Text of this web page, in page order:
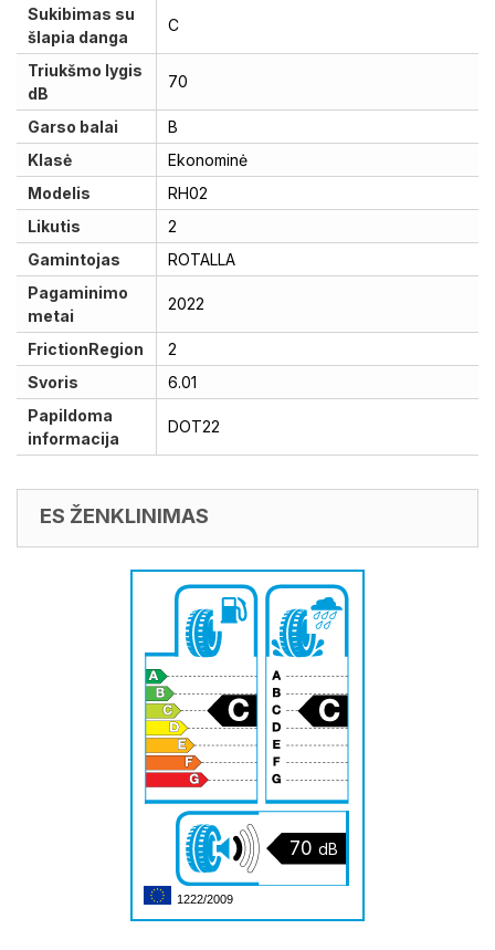
Sukibimas su
šlapia danga
C
Triukšmo lygis
dB
70
Garso balai
B
Klasė
Ekonominė
Modelis
RH02
Likutis
2
Gamintojas
ROTALLA
Pagaminimo
metai
2022
FrictionRegion
2
Svoris
6.01
Papildoma
informacija
DOT22
ES ŽENKLINIMAS
70 dB
1222/2009